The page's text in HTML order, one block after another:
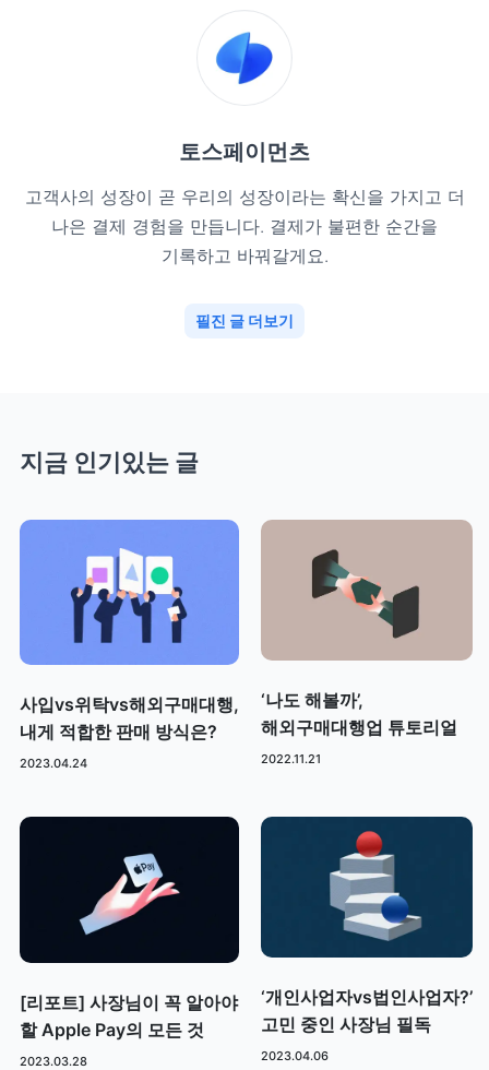
토스페이먼츠
고객사의 성장이 곧 우리의 성장이라는 확신을 가지고 더
나은 결제 경험을 만듭니다. 결제가 불편한 순간을
기록하고 바꿔갈게요.
필진 글 더보기
지금 인기있는 글
사입vs위탁vs해외구매대행,
내게 적합한 판매 방식은?
2023.04.24
‘나도 해볼까’,
해외구매대행업 튜토리얼
2022.11.21
[리포트] 사장님이 꼭 알아야
할 Apple Pay의 모든 것
2023.03.28
‘개인사업자vs법인사업자?’
고민 중인 사장님 필독
2023.04.06